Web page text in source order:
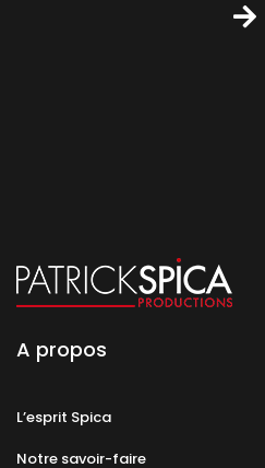
A propos
L’esprit Spica
Notre savoir-faire